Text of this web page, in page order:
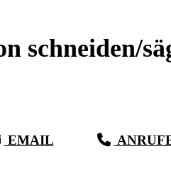
schneiden/
EMAIL